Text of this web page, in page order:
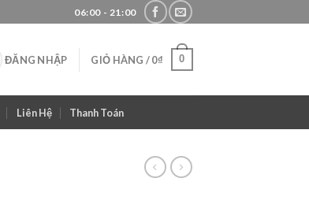
06:00 - 21:00
ĐĂNG NHẬP GIỎ HÀNG /0₫ 0
Liên Hệ Thanh Toán